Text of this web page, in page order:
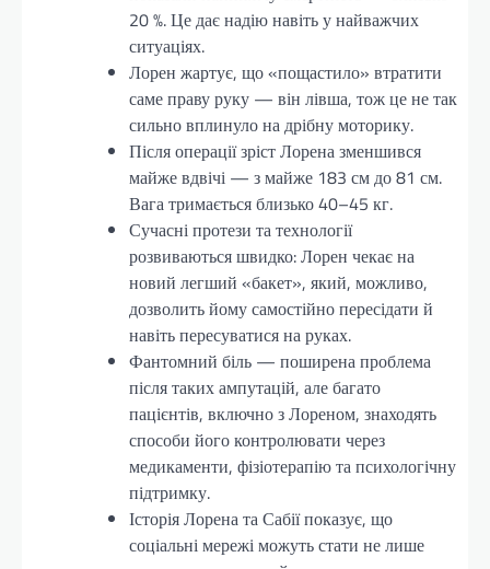
20 %. Це дає надію навіть у найважчих
ситуаціях.
Лорен жартує, що «пощастило» втратити
саме праву руку — він лівша, тож це не так
сильно вплинуло на дрібну моторику.
Після операції зріст Лорена зменшився
майже вдвічі — з майже 183 см до 81 см.
Вага тримається близько 40–45 кг.
Сучасні протези та технології
розвиваються швидко: Лорен чекає на
новий легший «бакет», який, можливо,
дозволить йому самостійно пересідати й
навіть пересуватися на руках.
Фантомний біль — поширена проблема
після таких ампутацій, але багато
пацієнтів, включно з Лореном, знаходять
способи його контролювати через
медикаменти, фізіотерапію та психологічну
підтримку.
Історія Лорена та Сабії показує, що
соціальні мережі можуть стати не лише